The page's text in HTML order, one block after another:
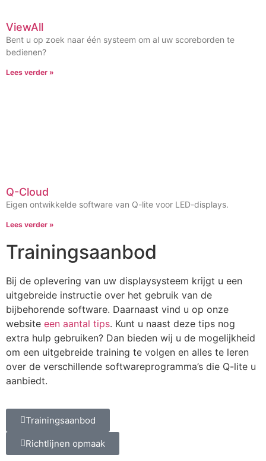
ViewAll
Bent u op zoek naar één systeem om al uw scoreborden te
bedienen?
Lees verder »
Q-Cloud
Eigen ontwikkelde software van Q-lite voor LED-displays.
Lees verder »
Trainingsaanbod
Bij de oplevering van uw displaysysteem krijgt u een
uitgebreide instructie over het gebruik van de
bijbehorende software. Daarnaast vind u op onze
website een aantal tips. Kunt u naast deze tips nog
extra hulp gebruiken? Dan bieden wij u de mogelijkheid
om een uitgebreide training te volgen en alles te leren
over de verschillende softwareprogramma’s die Q-lite u
aanbiedt.
Trainingsaanbod
Richtlijnen opmaak